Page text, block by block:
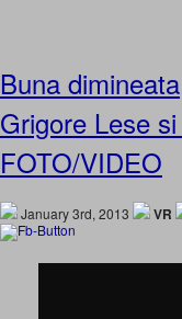
Buna
Grigore Lese
FOTO/VIDEO
January 3rd, 2013 VR